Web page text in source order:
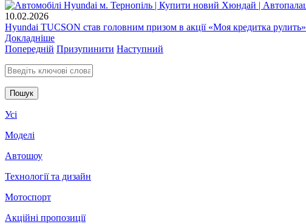
10.02.2026
Hyundai TUCSON став головним призом в акції «Моя кредитка рулить»
Докладніше
Попередній Призупинити Наступний
Введіть ключові слова для пошуку
Усі
Моделі
Автошоу
Технології та дизайн
Мотоспорт
Акційні пропозиції